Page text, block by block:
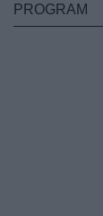
PROGRAM